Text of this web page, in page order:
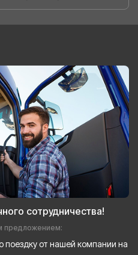
сотрудничества!
предложением:
поездку от нашей компании на